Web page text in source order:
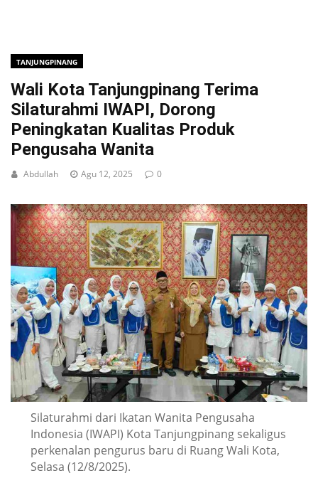
TANJUNGPINANG
Wali Kota Tanjungpinang Terima
Silaturahmi IWAPI, Dorong
Peningkatan Kualitas Produk
Pengusaha Wanita
Abdullah Agu 12, 2025 0
Silaturahmi dari Ikatan Wanita Pengusaha
Indonesia (IWAPI) Kota Tanjungpinang sekaligus
perkenalan pengurus baru di Ruang Wali Kota,
Selasa (12/8/2025).